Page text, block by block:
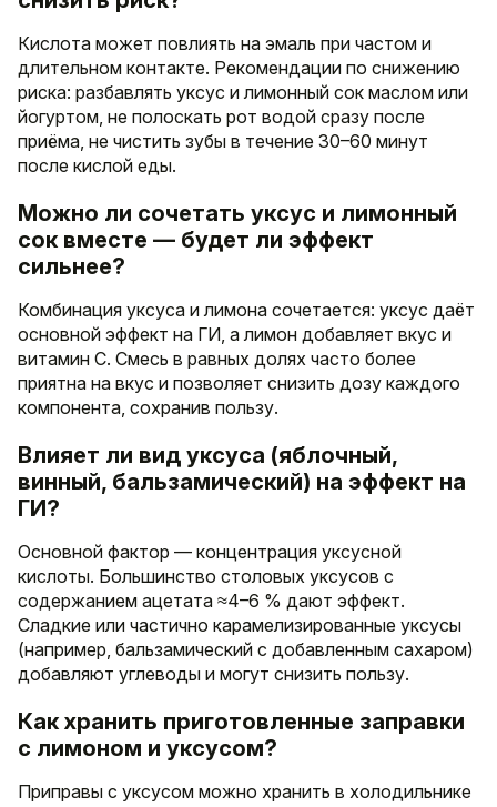
Кислота может повлиять на эмаль при частом и
длительном контакте. Рекомендации по снижению
риска: разбавлять уксус и лимонный сок маслом или
йогуртом, не полоскать рот водой сразу после
приёма, не чистить зубы в течение 30–60 минут
после кислой еды.
Можно ли сочетать уксус и лимонный
сок вместе — будет ли эффект
сильнее?
Комбинация уксуса и лимона сочетается: уксус даёт
основной эффект на ГИ, а лимон добавляет вкус и
витамин C. Смесь в равных долях часто более
приятна на вкус и позволяет снизить дозу каждого
компонента, сохранив пользу.
Влияет ли вид уксуса (яблочный,
винный, бальзамический) на эффект на
ГИ?
Основной фактор — концентрация уксусной
кислоты. Большинство столовых уксусов с
содержанием ацетата ≈4–6 % дают эффект.
Сладкие или частично карамелизированные уксусы
(например, бальзамический с добавленным сахаром)
добавляют углеводы и могут снизить пользу.
Как хранить приготовленные заправки
с лимоном и уксусом?
Приправы с уксусом можно хранить в холодильнике